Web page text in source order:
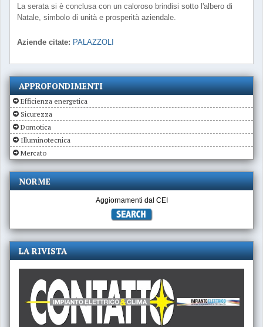
La serata si è conclusa con un caloroso brindisi sotto l'albero di
Natale, simbolo di unità e prosperità aziendale.
Aziende citate: PALAZZOLI
APPROFONDIMENTI
Efficienza energetica
Sicurezza
Domotica
Illuminotecnica
Mercato
NORME
Aggiornamenti dal CEI
LA RIVISTA